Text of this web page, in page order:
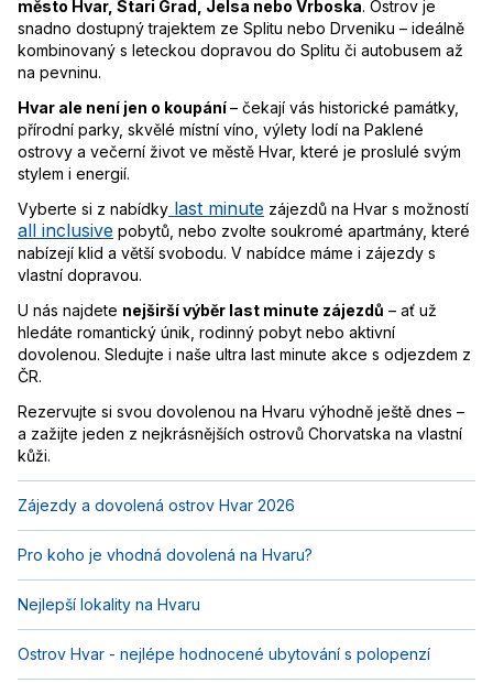
město Hvar, Stari Grad, Jelsa nebo Vrboska. Ostrov je
snadno dostupný trajektem ze Splitu nebo Drveniku – ideálně
kombinovaný s leteckou dopravou do Splitu či autobusem až
na pevninu.
Hvar ale není jen o koupání– čekají vás historické památky,
přírodní parky, skvělé místní víno, výlety lodí na Paklené
ostrovy a večerní život ve městě Hvar, které je proslulé svým
stylem i energií.
Vyberte si z nabídky last minute zájezdů na Hvar s možností
all inclusive pobytů, nebo zvolte soukromé apartmány, které
nabízejí klid a větší svobodu. V nabídce máme i zájezdy s
vlastní dopravou.
U nás najdete nejširší výběr last minute zájezdů – ať už
hledáte romantický únik, rodinný pobyt nebo aktivní
dovolenou. Sledujte i naše ultra last minute akce s odjezdem z
ČR.
Rezervujte si svou dovolenou na Hvaru výhodně ještě dnes –
a zažijte jeden z nejkrásnějších ostrovů Chorvatska na vlastní
kůži.
Zájezdy a dovolená ostrov Hvar 2026
Pro koho je vhodná dovolená na Hvaru?
Nejlepší lokality na Hvaru
Ostrov Hvar - nejlépe hodnocené ubytování s polopenzí